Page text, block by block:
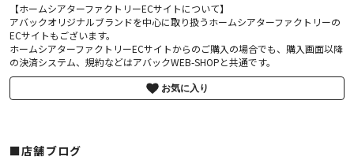
【ホームシアターファクトリーECサイトについて】
アバックオリジナルブランドを中心に取り扱うホームシアターファクトリーの
ECサイトもございます。
ホームシアターファクトリーECサイトからのご購入の場合でも、購入画面以降
の決済システム、規約などはアバックWEB-SHOPと共通です。
お気に入り
■店舗ブログ